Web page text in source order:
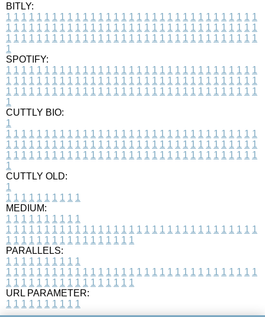
BITLY:
1 1 1 1 1 1 1 1 1 1 1 1 1 1 1 1 1 1 1 1 1 1 1 1 1 1 1 1 1 1 1 1 1
1 1 1 1 1 1 1 1 1 1 1 1 1 1 1 1 1 1 1 1 1 1 1 1 1 1 1 1 1 1 1 1 1
1 1 1 1 1 1 1 1 1 1 1 1 1 1 1 1 1 1 1 1 1 1 1 1 1 1 1 1 1 1 1 1 1
1
SPOTIFY:
1 1 1 1 1 1 1 1 1 1 1 1 1 1 1 1 1 1 1 1 1 1 1 1 1 1 1 1 1 1 1 1 1
1 1 1 1 1 1 1 1 1 1 1 1 1 1 1 1 1 1 1 1 1 1 1 1 1 1 1 1 1 1 1 1 1
1 1 1 1 1 1 1 1 1 1 1 1 1 1 1 1 1 1 1 1 1 1 1 1 1 1 1 1 1 1 1 1 1
1
CUTTLY BIO:
1
1 1 1 1 1 1 1 1 1 1 1 1 1 1 1 1 1 1 1 1 1 1 1 1 1 1 1 1 1 1 1 1 1
1 1 1 1 1 1 1 1 1 1 1 1 1 1 1 1 1 1 1 1 1 1 1 1 1 1 1 1 1 1 1 1 1
1 1 1 1 1 1 1 1 1 1 1 1 1 1 1 1 1 1 1 1 1 1 1 1 1 1 1 1 1 1 1 1 1
1
CUTTLY OLD:
1
1 1 1 1 1 1 1 1 1 1
MEDIUM:
1 1 1 1 1 1 1 1 1 1
1 1 1 1 1 1 1 1 1 1 1 1 1 1 1 1 1 1 1 1 1 1 1 1 1 1 1 1 1 1 1 1 1
1 1 1 1 1 1 1 1 1 1 1 1 1 1 1 1 1
PARALLELS:
1 1 1 1 1 1 1 1 1 1
1 1 1 1 1 1 1 1 1 1 1 1 1 1 1 1 1 1 1 1 1 1 1 1 1 1 1 1 1 1 1 1 1
1 1 1 1 1 1 1 1 1 1 1 1 1 1 1 1 1
URL PARAMETER:
1 1 1 1 1 1 1 1 1 1